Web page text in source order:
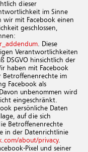
dieser
im Sinne
wir mit Facebook einen
geschlossen,
. Diese
Verantwortlichkeiten
DSGVO hinsichtlich der
haben mit Facebook
Betroffenenrechte im
Facebook als
unbenommen wird
eingeschränkt.
persönliche Daten
auf die sich
Betroffenenrechte
in der Datenrichtlinie
about/privacy.
Pixel und seiner